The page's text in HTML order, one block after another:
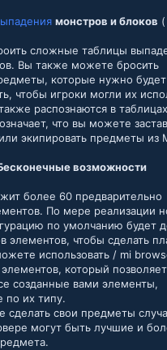
монстров и блоков (
сложные таблицы
Вы также можете бросить
которые нужно будет
чтобы игроки могли их
распознаются в
что вы можете
экипировать предметы из
возможности
более 60 предварительно
По мере реализации
по умолчанию будет
элементов, чтобы сделать
использовать / mi
который
созданные вами элементы,
по их типу.
сделать свои предметы
могут быть лучшие и